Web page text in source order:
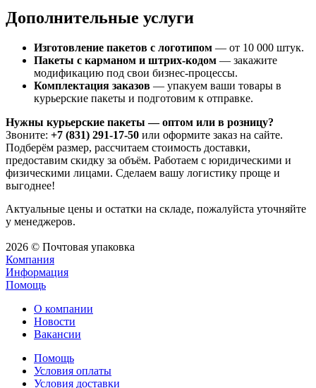
Дополнительные услуги
Изготовление пакетов с логотипом — от 10 000 штук.
Пакеты с карманом и штрих-кодом — закажите
модификацию под свои бизнес-процессы.
Комплектация заказов — упакуем ваши товары в
курьерские пакеты и подготовим к отправке.
Нужны курьерские пакеты — оптом или в розницу?
Звоните: +7 (831) 291-17-50 или оформите заказ на сайте.
Подберём размер, рассчитаем стоимость доставки,
предоставим скидку за объём. Работаем с юридическими и
физическими лицами. Сделаем вашу логистику проще и
выгоднее!
Актуальные цены и остатки на складе, пожалуйста уточняйте
у менеджеров.
2026 © Почтовая упаковка
Компания
Информация
Помощь
О компании
Новости
Вакансии
Помощь
Условия оплаты
Условия доставки